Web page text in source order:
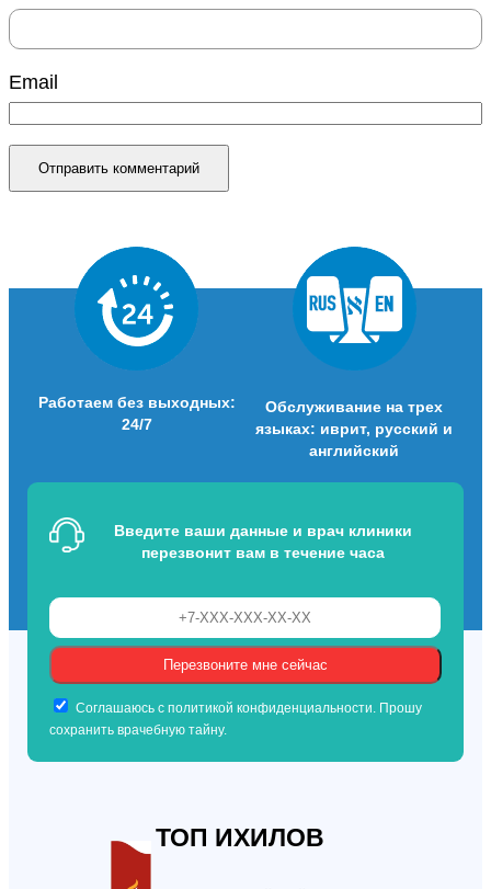
Email
Работаем без выходных:
24/7
Обслуживание на трех
языках: иврит, русский и
английский
Введите ваши данные и врач клиники
перезвонит вам в течение часа
Соглашаюсь с политикой конфиденциальности. Прошу
сохранить врачебную тайну.
ТОП ИХИЛОВ